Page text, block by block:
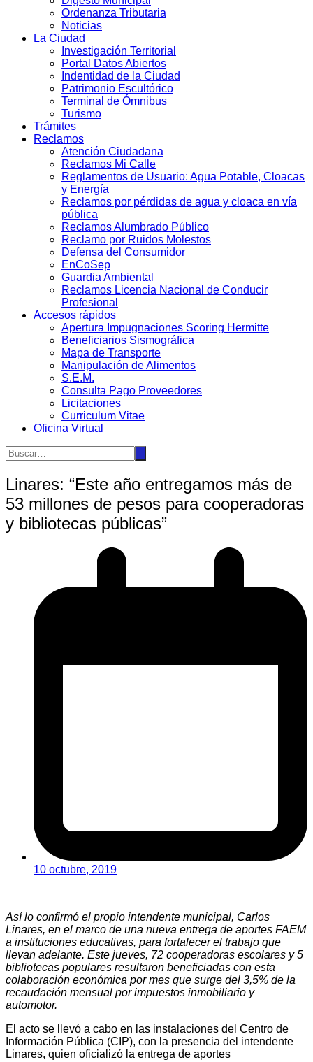
Ordenanza Tributaria
Noticias
La Ciudad
Investigación Territorial
Portal Datos Abiertos
Indentidad de la Ciudad
Patrimonio Escultórico
Terminal de Ómnibus
Turismo
Trámites
Reclamos
Atención Ciudadana
Reclamos Mi Calle
Reglamentos de Usuario: Agua Potable, Cloacas
y Energía
Reclamos por pérdidas de agua y cloaca en vía
pública
Reclamos Alumbrado Público
Reclamo por Ruidos Molestos
Defensa del Consumidor
EnCoSep
Guardia Ambiental
Reclamos Licencia Nacional de Conducir
Profesional
Accesos rápidos
Apertura Impugnaciones Scoring Hermitte
Beneficiarios Sismográfica
Mapa de Transporte
Manipulación de Alimentos
S.E.M.
Consulta Pago Proveedores
Licitaciones
Curriculum Vitae
Oficina Virtual
Linares: “Este año entregamos más de
53 millones de pesos para cooperadoras
y bibliotecas públicas”
10 octubre, 2019
Así lo confirmó el propio intendente municipal, Carlos
Linares, en el marco de una nueva entrega de aportes FAEM
a instituciones educativas, para fortalecer el trabajo que
llevan adelante. Este jueves, 72 cooperadoras escolares y 5
bibliotecas populares resultaron beneficiadas con esta
colaboración económica por mes que surge del 3,5% de la
recaudación mensual por impuestos inmobiliario y
automotor.
El acto se llevó a cabo en las instalaciones del Centro de
Información Pública (CIP), con la presencia del intendente
Linares, quien oficializó la entrega de aportes